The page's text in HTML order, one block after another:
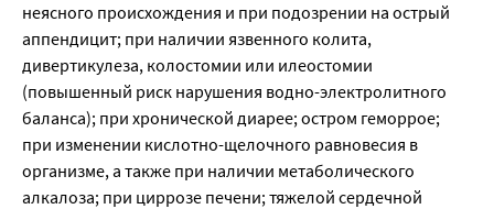
неясного происхождения и при подозрении на острый
аппендицит; при наличии язвенного колита,
дивертикулеза, колостомии или илеостомии
(повышенный риск нарушения водно-электролитного
баланса); при хронической диарее; остром геморрое;
при изменении кислотно-щелочного равновесия в
организме, а также при наличии метаболического
алкалоза; при циррозе печени; тяжелой сердечной